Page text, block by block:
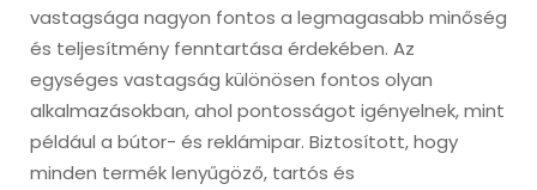
vastagsága nagyon fontos a legmagasabb minőség
és teljesítmény fenntartása érdekében. Az
egységes vastagság különösen fontos olyan
alkalmazásokban, ahol pontosságot igényelnek, mint
például a bútor- és reklámipar. Biztosított, hogy
minden termék lenyűgöző, tartós és